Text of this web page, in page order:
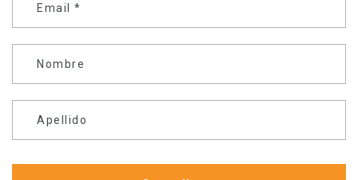
Email *
Nombre
Apellido